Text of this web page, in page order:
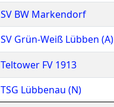
SV BW Markendorf
SV Grün-Weiß Lübben (A)
Teltower FV 1913
TSG Lübbenau (N)